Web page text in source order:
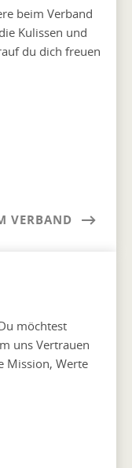
beim Verband
Kulissen und
du dich freuen
VERBAND
möchtest
uns Vertrauen
Mission, Werte